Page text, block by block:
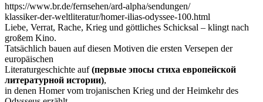
https://www.br.de/fernsehen/ard-alpha/sendungen/
klassiker-der-weltliteratur/homer-ilias-odyssee-100.html
Liebe, Verrat, Rache, Krieg und göttliches Schicksal – klingt nach
großem Kino.
Tatsächlich bauen auf diesen Motiven die ersten Versepen der
europäischen
Literaturgeschichte auf(первые эпосы стиха европейской
литературной истории),
in denen Homer vom trojanischen Krieg und der Heimkehr des